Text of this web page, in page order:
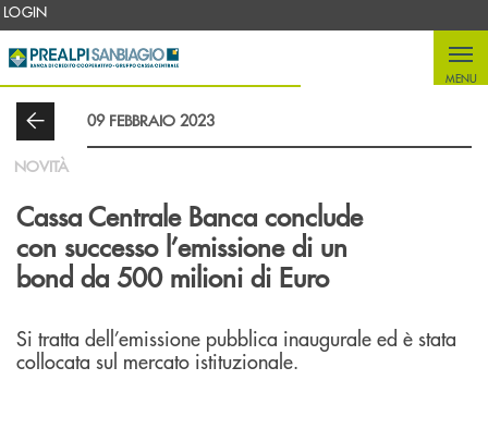
Salta al contenuto principale
LOGIN
MENU
09 FEBBRAIO 2023
NOVITÀ
Cassa Centrale Banca conclude
con successo l’emissione di un
bond da 500 milioni di Euro
Si tratta dell’emissione pubblica inaugurale ed è stata
collocata sul mercato istituzionale.